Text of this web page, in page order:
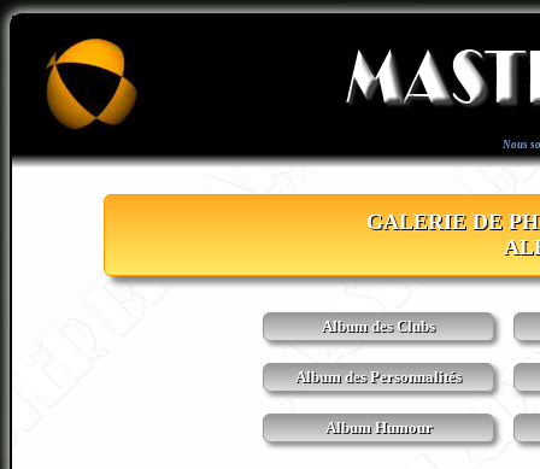
Nous
GALERIE DE
Album des Clubs
Album des Personnalités
Album Humour